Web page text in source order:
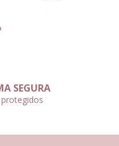
SEGURA